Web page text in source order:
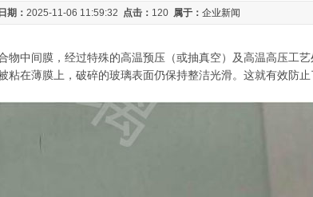
日期： 2025-11-06 11:59:32 点击： 120 属于： 企业新闻
中间膜，经过特殊的高温预压（或抽真空）及高温高压工
在薄膜上，破碎的玻璃表面仍保持整洁光滑。这就有效防